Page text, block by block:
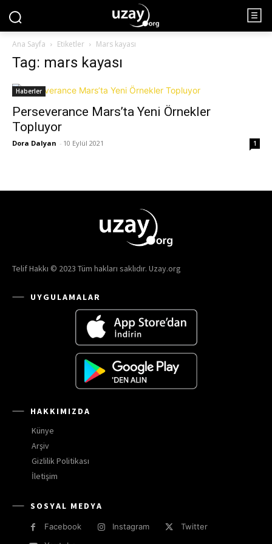
Ana Sayfa Etiketler Mars kayası
Tag: mars kayası
Haberler
Perseverance Mars’ta Yeni Örnekler
Topluyor
Dora Dalyan - 10 Eylül 2021 1
Telif Hakkı © 2023 Tüm hakları saklıdır. Uzay.org
UYGULAMALAR
HAKKIMIZDA
Künye
Arşiv
Gizlilik Politikası
İletişim
SOSYAL MEDYA
Facebook Instagram
Twitter